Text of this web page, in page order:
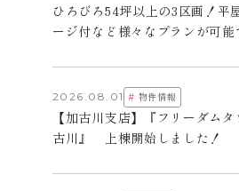
ひろびろ54坪以上の3区画！平
ージ付など様々なプランが可能
2026.08.01 # 物件情報
【加古川支店】『フリーダム
古川』 上棟開始しました！